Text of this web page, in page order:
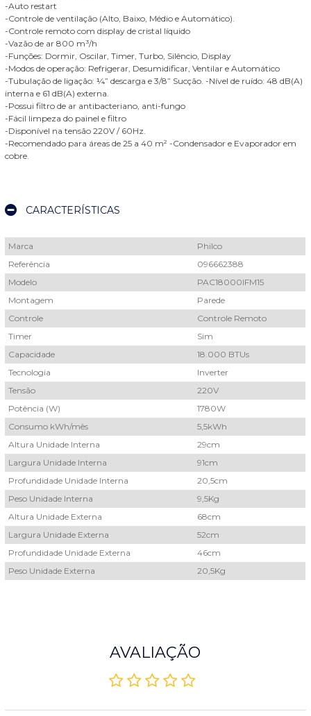
-Auto restart
-Controle de ventilação (Alto, Baixo, Médio e Automático).
-Controle remoto com display de cristal líquido
-Vazão de ar 800 m³/h
-Funções: Dormir, Oscilar, Timer, Turbo, Silêncio, Display
-Modos de operação: Refrigerar, Desumidificar, Ventilar e Automático
-Tubulação de ligação: ¼” descarga e 3/8” Sucção. -Nível de ruído: 48 dB(A)
interna e 61 dB(A) externa.
-Possui filtro de ar antibacteriano, anti-fungo
-Fácil limpeza do painel e filtro
-Disponível na tensão 220V / 60Hz.
-Recomendado para áreas de 25 a 40 m² -Condensador e Evaporador em
cobre.
CARACTERÍSTICAS
Marca
Philco
Referência
096662388
Modelo
PAC18000IFM15
Montagem
Parede
Controle
Controle Remoto
Timer
Sim
Capacidade
18.000 BTUs
Tecnologia
Inverter
Tensão
220V
Potência (W)
1780W
Consumo kWh/mês
5,5kWh
Altura Unidade Interna
29cm
Largura Unidade Interna
91cm
Profundidade Unidade Interna
20,5cm
Peso Unidade Interna
9,5Kg
Altura Unidade Externa
68cm
Largura Unidade Externa
52cm
Profundidade Unidade Externa
46cm
Peso Unidade Externa
20,5Kg
AVALIAÇÃO